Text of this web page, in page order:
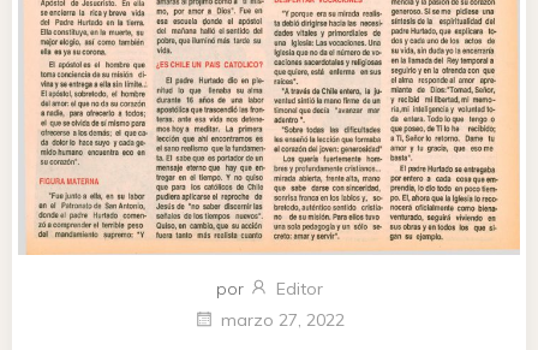
por
Editor
marzo 27, 2022